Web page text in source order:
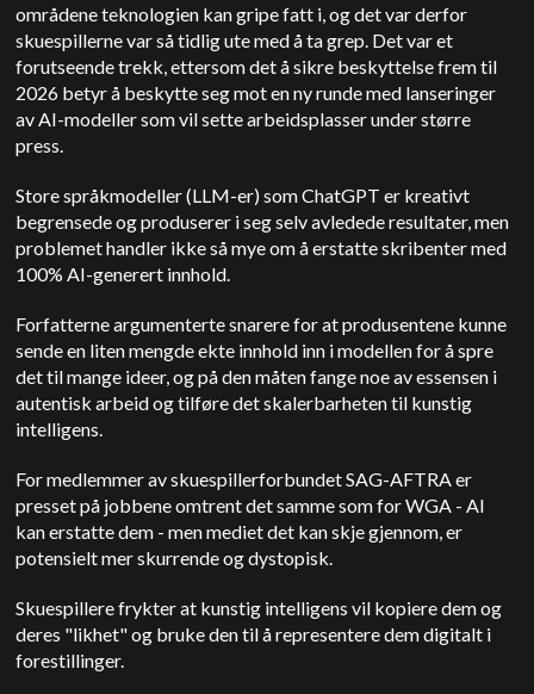
områdene teknologien kan gripe fatt i, og det var derfor
skuespillerne var så tidlig ute med å ta grep. Det var et
forutseende trekk, ettersom det å sikre beskyttelse frem til
2026 betyr å beskytte seg mot en ny runde med lanseringer
av AI-modeller som vil sette arbeidsplasser under større
press.
Store språkmodeller (LLM-er) som ChatGPT er kreativt
begrensede og produserer i seg selv avledede resultater, men
problemet handler ikke så mye om å erstatte skribenter med
100% AI-generert innhold.
Forfatterne argumenterte snarere for at produsentene kunne
sende en liten mengde ekte innhold inn i modellen for å spre
det til mange ideer, og på den måten fange noe av essensen i
autentisk arbeid og tilføre det skalerbarheten til kunstig
intelligens.
For medlemmer av skuespillerforbundet SAG-AFTRA er
presset på jobbene omtrent det samme som for WGA - AI
kan erstatte dem - men mediet det kan skje gjennom, er
potensielt mer skurrende og dystopisk.
Skuespillere frykter at kunstig intelligens vil kopiere dem og
deres "likhet" og bruke den til å representere dem digitalt i
forestillinger.